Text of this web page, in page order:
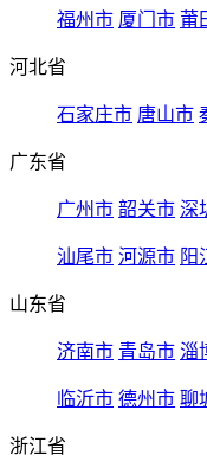
福州市 厦门市 莆
河北省
石家庄市 唐山市
广东省
广州市 韶关市 深
汕尾市 河源市 阳
山东省
济南市 青岛市 淄
临沂市 德州市 聊
浙江省